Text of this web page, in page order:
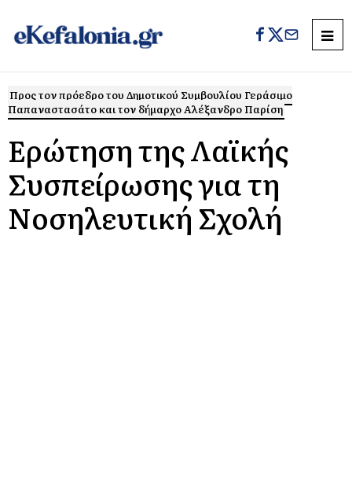
Προς τον πρόεδρο του Δημοτικού Συμβουλίου Γεράσιμο
Παπαναστασάτο και τον δήμαρχο Αλέξανδρο Παρίση
Ερώτηση της Λαϊκής
Συσπείρωσης για τη
Νοσηλευτική Σχολή